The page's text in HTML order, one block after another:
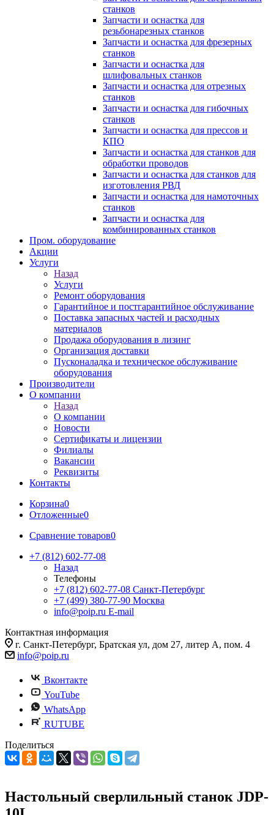
станков
Запчасти и оснастка для
резьбонарезных станков
Запчасти и оснастка для фрезерных
станков
Запчасти и оснастка для
шлифовальных станков
Запчасти и оснастка для отрезных
станков
Запчасти и оснастка для гибочных
станков
Запчасти и оснастка для прессов и
КПО
Запчасти и оснастка для станков для
обработки проводов
Запчасти и оснастка для станков для
изготовления РВД
Запчасти и оснастка для намоточных
станков
Запчасти и оснастка для
комбинированных станков
Пром. оборудование
Акции
Услуги
Назад
Услуги
Ремонт оборудования
Гарантийное и постгарантийное обслуживание
Поставка запасных частей и расходных
материалов
Продажа оборудования в лизинг
Организация доставки
Пусконаладка и техническое обслуживание
оборудования
Производители
О компании
Назад
О компании
Новости
Сертификаты и лицензии
Филиалы
Вакансии
Реквизиты
Контакты
Корзина0
Отложенные0
Сравнение товаров0
+7 (812) 602-77-08
Назад
Телефоны
+7 (812) 602-77-08 Санкт-Петербург
+7 (499) 380-77-90 Москва
info@poip.ru E-mail
Контактная информация
г. Санкт-Петербург, Братская ул, дом 27, литер А, пом. 4
info@poip.ru
Вконтакте
YouTube
WhatsApp
RUTUBE
Поделиться
Настольный сверлильный станок JDP-